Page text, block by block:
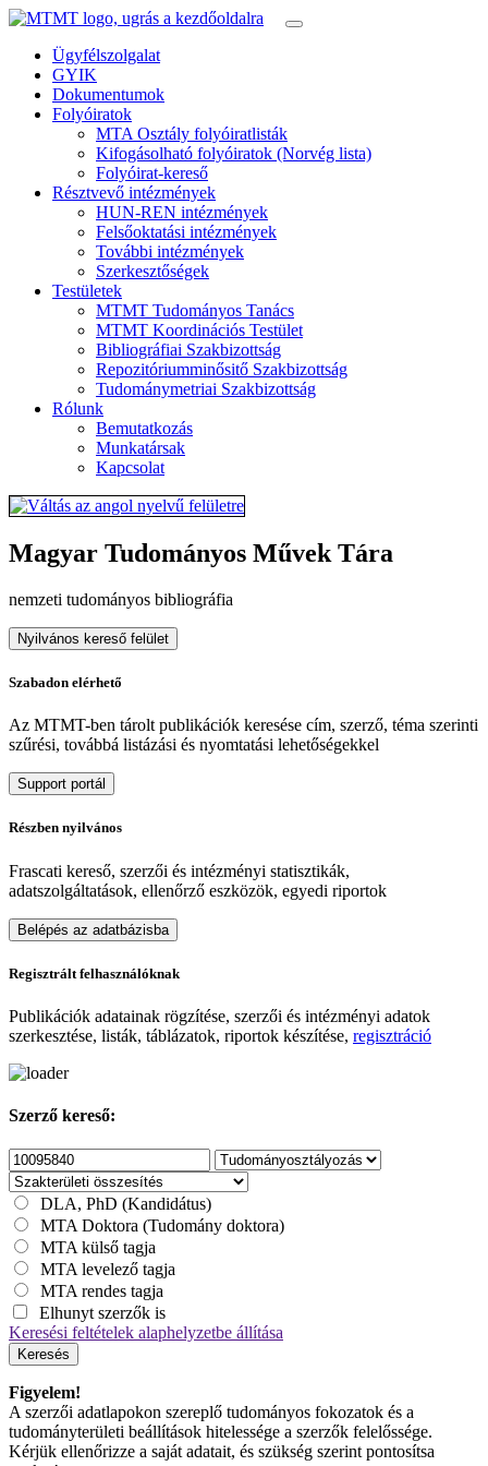
Ügyfélszolgalat
GYIK
Dokumentumok
Folyóiratok
MTA Osztály folyóiratlisták
Kifogásolható folyóiratok (Norvég lista)
Folyóirat-kereső
Résztvevő intézmények
HUN-REN intézmények
Felsőoktatási intézmények
További intézmények
Szerkesztőségek
Testületek
MTMT Tudományos Tanács
MTMT Koordinációs Testület
Bibliográfiai Szakbizottság
Repozitóriumminősitő Szakbizottság
Tudománymetriai Szakbizottság
Rólunk
Bemutatkozás
Munkatársak
Kapcsolat
Magyar Tudományos Művek Tára
nemzeti tudományos bibliográfia
Nyilvános kereső felület
Szabadon elérhető
Az MTMT-ben tárolt publikációk keresése cím, szerző, téma szerinti
szűrési, továbbá listázási és nyomtatási lehetőségekkel
Support portál
Részben nyilvános
Frascati kereső, szerzői és intézményi statisztikák,
adatszolgáltatások, ellenőrző eszközök, egyedi riportok
Belépés az adatbázisba
Regisztrált felhasználóknak
Publikációk adatainak rögzítése, szerzői és intézményi adatok
szerkesztése, listák, táblázatok, riportok készítése, regisztráció
Szerző kereső:
DLA, PhD (Kandidátus)
MTA Doktora (Tudomány doktora)
MTA külső tagja
MTA levelező tagja
MTA rendes tagja
Elhunyt szerzők is
Keresési feltételek alaphelyzetbe állítása
Keresés
Figyelem!
A szerzői adatlapokon szereplő tudományos fokozatok és a
tudományterületi beállítások hitelessége a szerzők felelőssége.
Kérjük ellenőrizze a saját adatait, és szükség szerint pontosítsa